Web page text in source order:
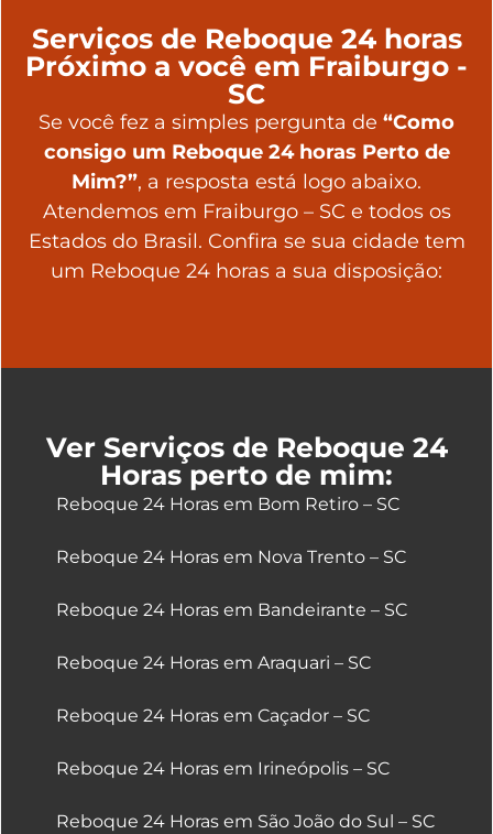
Serviços de Reboque 24 horas
Próximo a você em Fraiburgo -
SC
Se você fez a simples pergunta de “Como
consigo um Reboque 24 horas Perto de
Mim?”, a resposta está logo abaixo.
Atendemos em Fraiburgo – SC e todos os
Estados do Brasil. Confira se sua cidade tem
um Reboque 24 horas a sua disposição:
Ver Serviços de Reboque 24
Horas perto de mim:
Reboque 24 Horas em Bom Retiro – SC
Reboque 24 Horas em Nova Trento – SC
Reboque 24 Horas em Bandeirante – SC
Reboque 24 Horas em Araquari – SC
Reboque 24 Horas em Caçador – SC
Reboque 24 Horas em Irineópolis – SC
Reboque 24 Horas em São João do Sul – SC